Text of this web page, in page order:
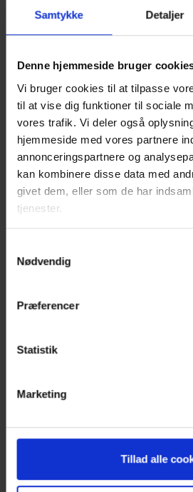
Samtykke Detaljer
Denne hjemmeside bruger
Vi bruger cookies til at tilpasse
til at vise dig funktioner til sociale
vores trafik. Vi deler også
hjemmeside med vores partnere
annonceringspartnere og
kan kombinere disse data med
givet dem, eller som de har
tjenester.
Nødvendig
Præferencer
Statistik
Marketing
Tillad alle
ONLINE
IKKE
PÅ DEN
Det er ikke muligt at
nuværende
Kontakt os for
information på +45